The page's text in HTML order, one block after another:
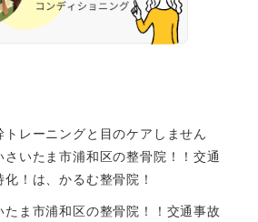
レーニングと目のケアしません
いたま市浦和区の整骨院！！交通
！は、かるむ整骨院！
ま市浦和区の整骨院！！交通事故